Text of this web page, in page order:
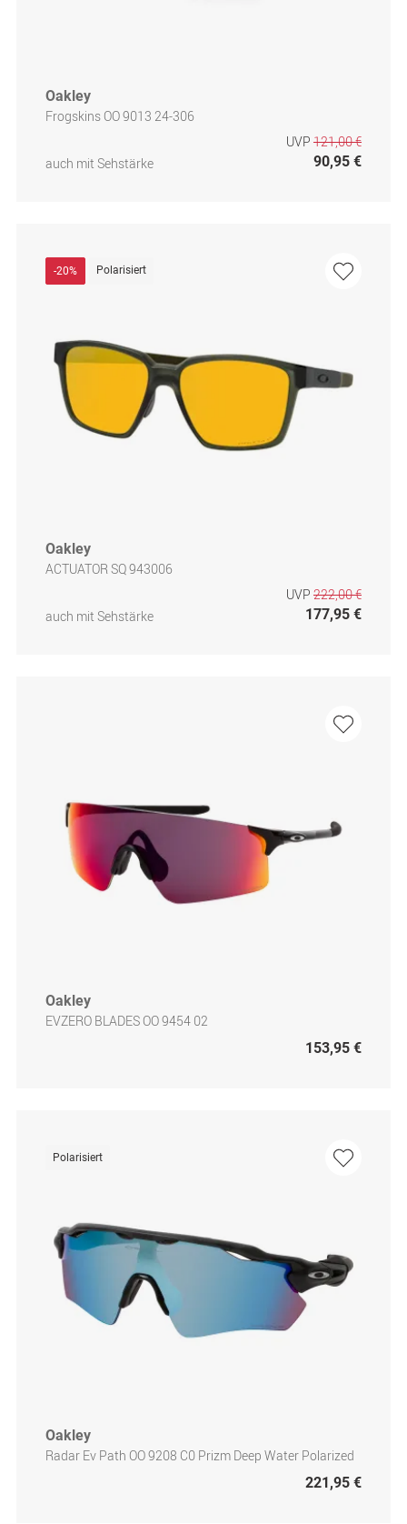
Oakley
Frogskins OO 9013 24-306
auch mit Sehstärke
UVP 121,00 €
90,95 €
-20% Polarisiert
Oakley
ACTUATOR SQ 943006
auch mit Sehstärke
UVP 222,00 €
177,95 €
Oakley
EVZERO BLADES OO 9454 02
153,95 €
Polarisiert
Oakley
Radar Ev Path OO 9208 C0 Prizm Deep Water Polarized
221,95 €